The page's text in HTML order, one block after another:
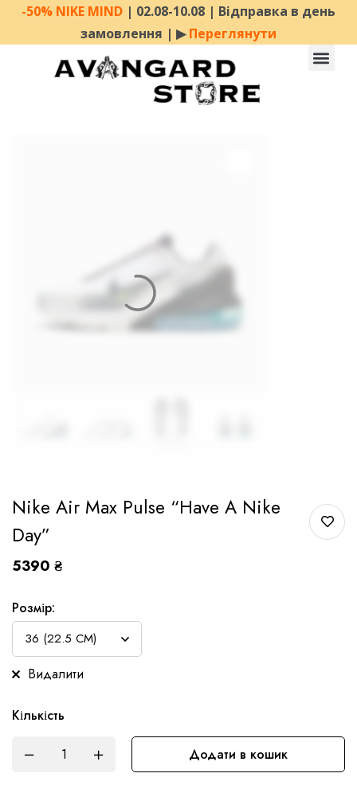
-50% NIKE MIND | 02.08-10.08 | Відправка в день
замовлення | ▶︎Переглянути
Nike Air Max Pulse “Have A Nike
Day”
5390 ₴
Розмір:
Видалити
Кількість
Додати в кошик